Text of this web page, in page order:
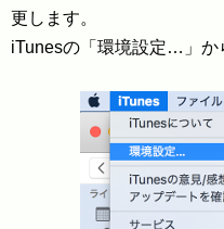
更します。
iTunesの「環境設定…」か